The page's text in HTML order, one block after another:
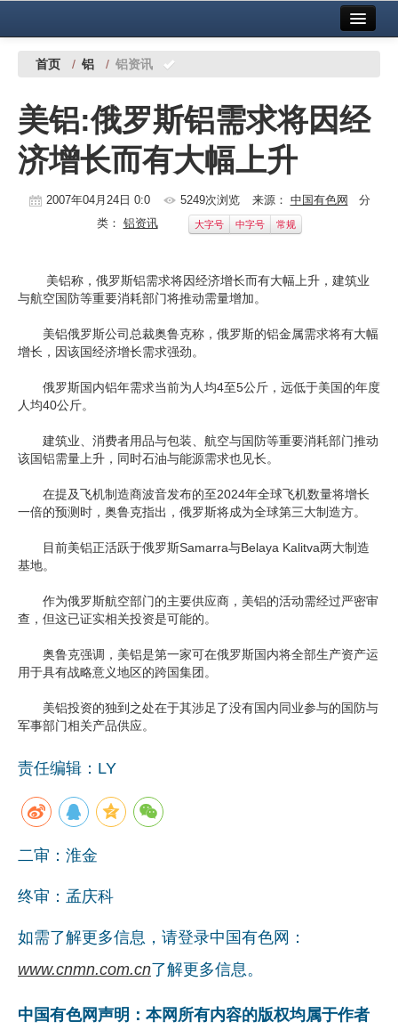
中国有色金属报社主办 广告服务
铜镍铅锌
铝
稀有稀土
科技
地矿 建设
党建工作
《资源再生》杂志
行情报价
首页 / 铝 / 铝资讯
美铝:俄罗斯铝需求将因经
济增长而有大幅上升
2007年04月24日 0:0 5249次浏览 来源： 中国有色网 分
类： 铝资讯 大字号 中字号 常规
美铝称，俄罗斯铝需求将因经济增长而有大幅上升，建筑业
与航空国防等重要消耗部门将推动需量增加。
美铝俄罗斯公司总裁奥鲁克称，俄罗斯的铝金属需求将有大幅
增长，因该国经济增长需求强劲。
俄罗斯国内铝年需求当前为人均4至5公斤，远低于美国的年度
人均40公斤。
建筑业、消费者用品与包装、航空与国防等重要消耗部门推动
该国铝需量上升，同时石油与能源需求也见长。
在提及飞机制造商波音发布的至2024年全球飞机数量将增长
一倍的预测时，奥鲁克指出，俄罗斯将成为全球第三大制造方。
目前美铝正活跃于俄罗斯Samarra与Belaya Kalitva两大制造
基地。
作为俄罗斯航空部门的主要供应商，美铝的活动需经过严密审
查，但这已证实相关投资是可能的。
奥鲁克强调，美铝是第一家可在俄罗斯国内将全部生产资产运
用于具有战略意义地区的跨国集团。
美铝投资的独到之处在于其涉足了没有国内同业参与的国防与
军事部门相关产品供应。
责任编辑：LY
二审：淮金
终审：孟庆科
如需了解更多信息，请登录中国有色网：
www.cnmn.com.cn了解更多信息。
中国有色网声明：本网所有内容的版权均属于作者